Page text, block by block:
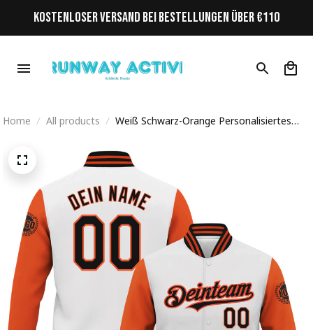
KOSTENLOSER VERSAND BEI BESTELLUNGEN ÜBER €110
Home All products
Weiß Schwarz-Orange Personalisiertes